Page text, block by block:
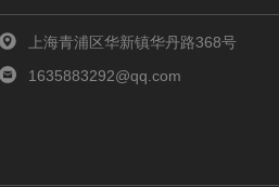
上海青浦区华新镇华丹路368号
1635883292@qq.com